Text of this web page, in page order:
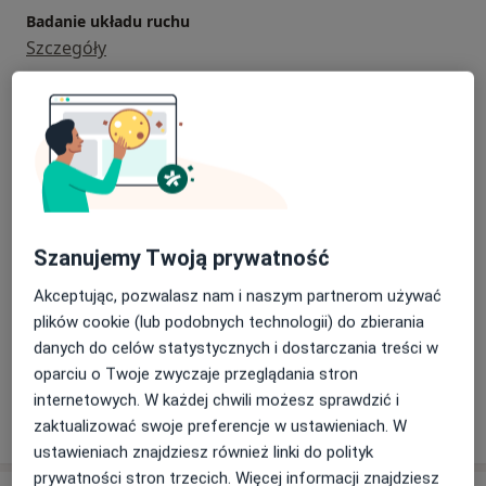
Badanie układu ruchu
Szczegóły
Fizjoterapia
150 zł Szczegóły
Instruktaż ćwiczeń
150 zł Szczegóły
Kinesiotaping
30 zł Szczegóły
+ 6 usług
W jaki sposób ustalane są ceny?
Szanujemy Twoją prywatność
Akceptując, pozwalasz nam i naszym partnerom używać
plików cookie (lub podobnych technologii) do zbierania
danych do celów statystycznych i dostarczania treści w
oparciu o Twoje zwyczaje przeglądania stron
internetowych. W każdej chwili możesz sprawdzić i
zaktualizować swoje preferencje w ustawieniach. W
ustawieniach znajdziesz również linki do polityk
prywatności stron trzecich. Więcej informacji znajdziesz